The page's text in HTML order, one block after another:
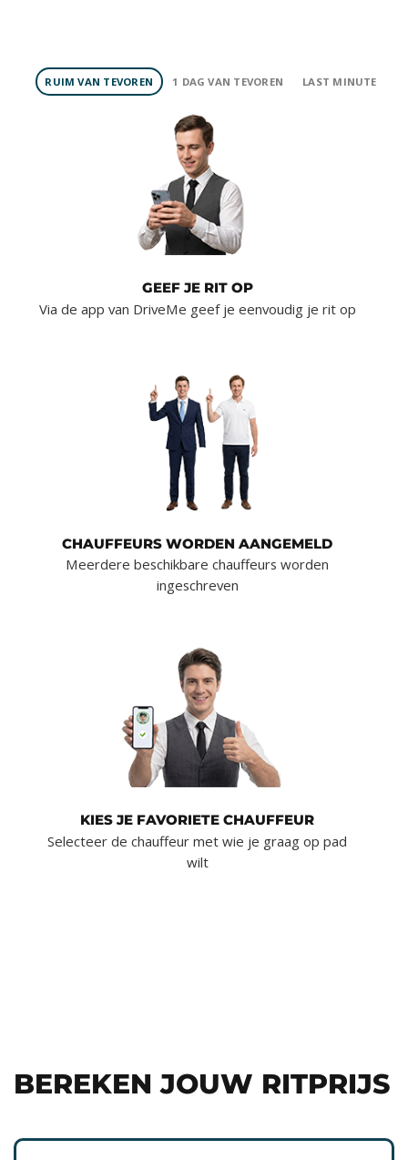
RUIM VAN TEVOREN 1 DAG VAN TEVOREN LAST MINUTE
GEEF JE RIT OP
Via de app van DriveMe geef je eenvoudig je rit op
CHAUFFEURS WORDEN AANGEMELD
Meerdere beschikbare chauffeurs worden
ingeschreven
KIES JE FAVORIETE CHAUFFEUR
Selecteer de chauffeur met wie je graag op pad
wilt
BEREKEN JOUW RITPRIJS